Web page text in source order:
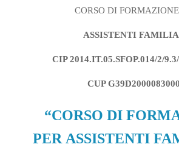
CORSO DI FORMAZIONE
ASSISTENTI
CIP 2014.IT.05.SFOP.014/2/
CUP
“CORSO DI
PER ASSISTENTI